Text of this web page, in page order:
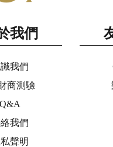
我們
我們
商測驗
Q&A
我們
聲明